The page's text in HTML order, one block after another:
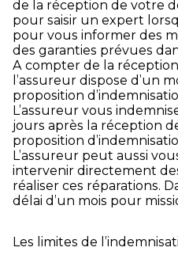
de la réception de votre
pour saisir un expert
pour vous informer des
des garanties prévues
A compter de la
l’assureur dispose d’un
proposition
L’assureur vous
jours après la réception
proposition
L’assureur peut aussi
intervenir directement
réaliser ces réparations.
délai d’un mois pour
Les limites de